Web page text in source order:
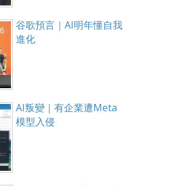
谷歌預言｜AI明年懂自我
進化
AI叛變｜有企業遭Meta
模型入侵